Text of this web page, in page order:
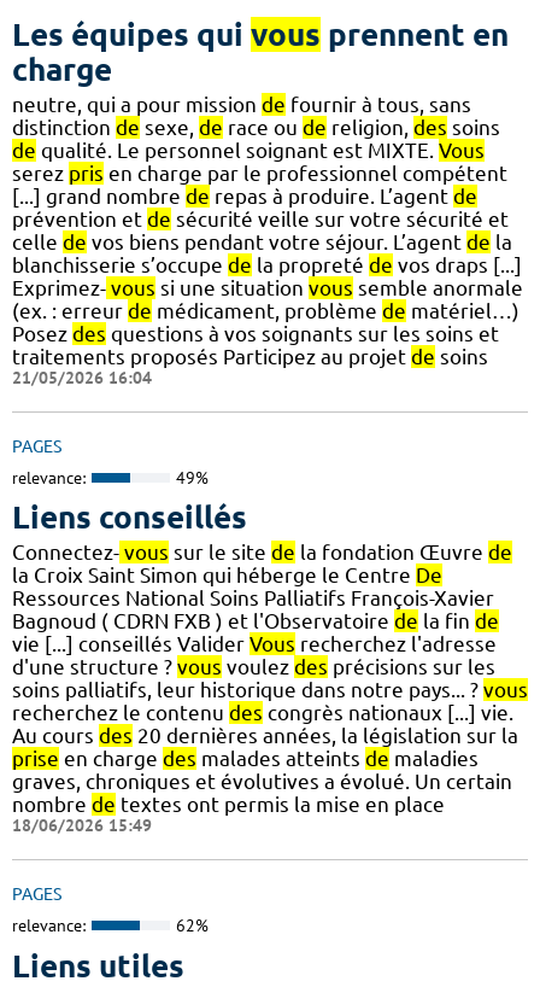
Les équipes qui vous prennent en
charge
neutre, qui a pour mission de fournir à tous, sans
distinction de sexe, de race ou de religion, des soins
de qualité. Le personnel soignant est MIXTE. Vous
serez pris en charge par le professionnel compétent
[...] grand nombre de repas à produire. L’agent de
prévention et de sécurité veille sur votre sécurité et
celle de vos biens pendant votre séjour. L’agent de la
blanchisserie s’occupe de la propreté de vos draps [...]
Exprimez- vous si une situation vous semble anormale
(ex. : erreur de médicament, problème de matériel…)
Posez des questions à vos soignants sur les soins et
traitements proposés Participez au projet de soins
21/05/2026 16:04
PAGES
relevance: 49%
Liens conseillés
Connectez- vous sur le site de la fondation Œuvre de
la Croix Saint Simon qui héberge le Centre De
Ressources National Soins Palliatifs François-Xavier
Bagnoud ( CDRN FXB ) et l'Observatoire de la fin de
vie [...] conseillés Valider Vous recherchez l'adresse
d'une structure ? vous voulez des précisions sur les
soins palliatifs, leur historique dans notre pays... ? vous
recherchez le contenu des congrès nationaux [...] vie.
Au cours des 20 dernières années, la législation sur la
prise en charge des malades atteints de maladies
graves, chroniques et évolutives a évolué. Un certain
nombre de textes ont permis la mise en place
18/06/2026 15:49
PAGES
relevance: 62%
Liens utiles